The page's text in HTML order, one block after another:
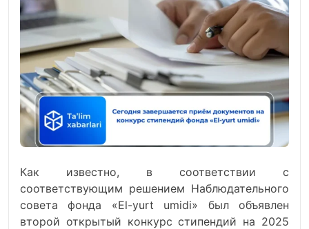
Как известно, в соответствии с
соответствующим решением Наблюдательного
совета фонда «El-yurt umidi» был объявлен
второй открытый конкурс стипендий на 2025